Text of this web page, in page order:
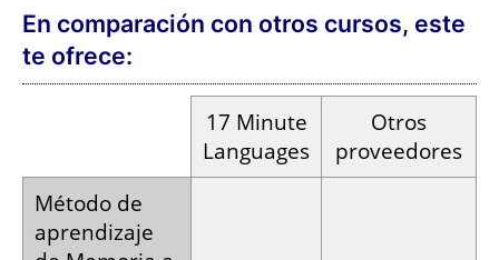
En comparación con otros cursos, este
te ofrece:
17 Minute
Languages
Otros
proveedores
Método de
aprendizaje